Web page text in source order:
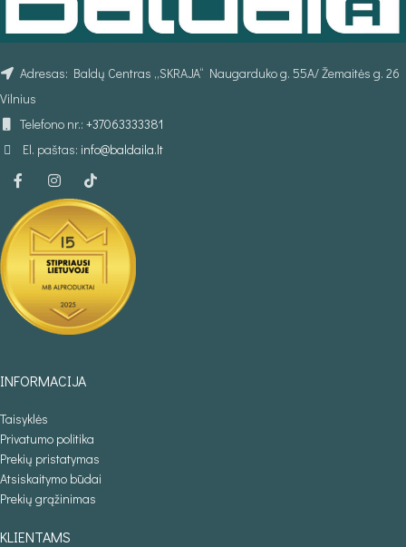
Adresas: Baldų Centras „SKRAJA“ Naugarduko g. 55A/ Žemaitės g. 26
Vilnius
Telefono nr.: +37063333381
El. paštas: info@baldaila.lt
INFORMACIJA
Taisyklės
Privatumo politika
Prekių pristatymas
Atsiskaitymo būdai
Prekių grąžinimas
KLIENTAMS